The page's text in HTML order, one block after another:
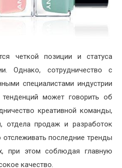
четкой позиции и статуса
Однако, сотрудничество с
специалистами индустрии
может говорить об
креативной команды,
отдела продаж и разработок
последние тренды
при этом соблюдая главную
качество.